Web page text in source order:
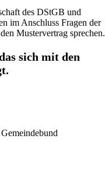
des DStGB und
im Anschluss Fragen der
Mustervertrag sprechen.
sich mit den